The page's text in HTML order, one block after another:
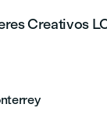
Creativos